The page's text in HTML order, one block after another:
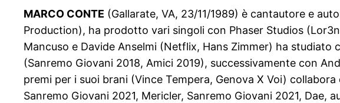
MARCO CONTE (Gallarate, VA, 23/11/1989) è cantautore e
Production), ha prodotto vari singoli con Phaser Studios
Mancuso e Davide Anselmi (Netflix, Hans Zimmer) ha
(Sanremo Giovani 2018, Amici 2019), successivamente con
premi per i suoi brani (Vince Tempera, Genova X Voi)
Sanremo Giovani 2021, Mericler, Sanremo Giovani 2021,